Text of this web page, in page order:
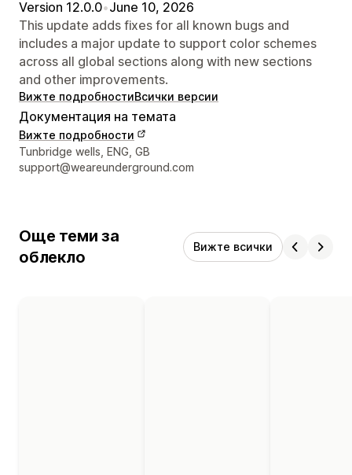
Version 12.0.0•June 10, 2026
This update adds fixes for all known bugs and
includes a major update to support color schemes
across all global sections along with new sections
and other improvements.
Вижте подробностиВсички версии
Документация на темата
Вижте подробности
Данни за връзка с дизайнера
Tunbridge wells, ENG, GB
support@weareunderground.com
Още теми за
облекло
Вижте всички